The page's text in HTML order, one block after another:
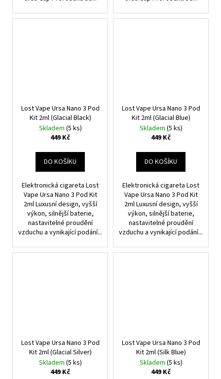
Lost Vape Ursa Nano 3 Pod
Kit 2ml (Glacial Black)
Skladem (5 ks)
449 Kč
DO KOŠÍKU
Elektronická cigareta Lost
Vape Ursa Nano 3 Pod Kit
2ml Luxusní design, vyšší
výkon, silnější baterie,
nastavitelné proudění
vzduchu a vynikající podání...
Lost Vape Ursa Nano 3 Pod
Kit 2ml (Glacial Blue)
Skladem (5 ks)
449 Kč
DO KOŠÍKU
Elektronická cigareta Lost
Vape Ursa Nano 3 Pod Kit
2ml Luxusní design, vyšší
výkon, silnější baterie,
nastavitelné proudění
vzduchu a vynikající podání...
Lost Vape Ursa Nano 3 Pod
Kit 2ml (Glacial Silver)
Skladem (5 ks)
449 Kč
Lost Vape Ursa Nano 3 Pod
Kit 2ml (Silk Blue)
Skladem (5 ks)
449 Kč